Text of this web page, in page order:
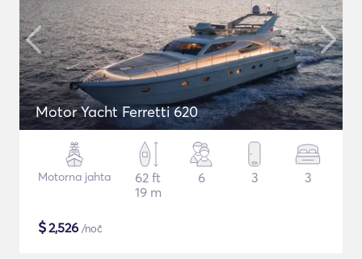
Motor Yacht Ferretti 620
Motorna jahta
62 ft
19 m
6 3 3
$2,526 /noč